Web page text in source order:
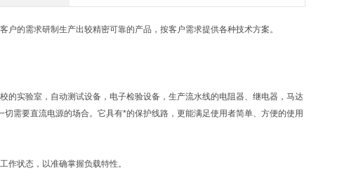
的需求研制生产出较精密可靠的产品，按客户需求提供各种技术方案。
实验室，自动测试设备，电子检验设备，生产流水线的电阻器、继电器，马达
需要直流电源的场合。它具有*的保护线路，更能满足使用者简单、方便的使用
状态，以准确掌握负载特性。